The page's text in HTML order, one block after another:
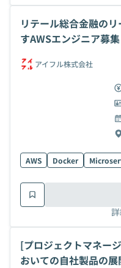
リテール総合金融の
すAWSエンジニア募集
アイフル株式会社
AWS Docker
[プロジェクトマネー
おいての自社製品の展